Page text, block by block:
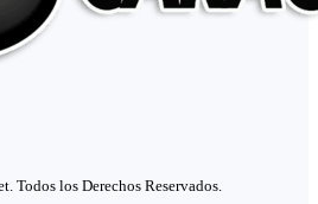
los Derechos Reservados.